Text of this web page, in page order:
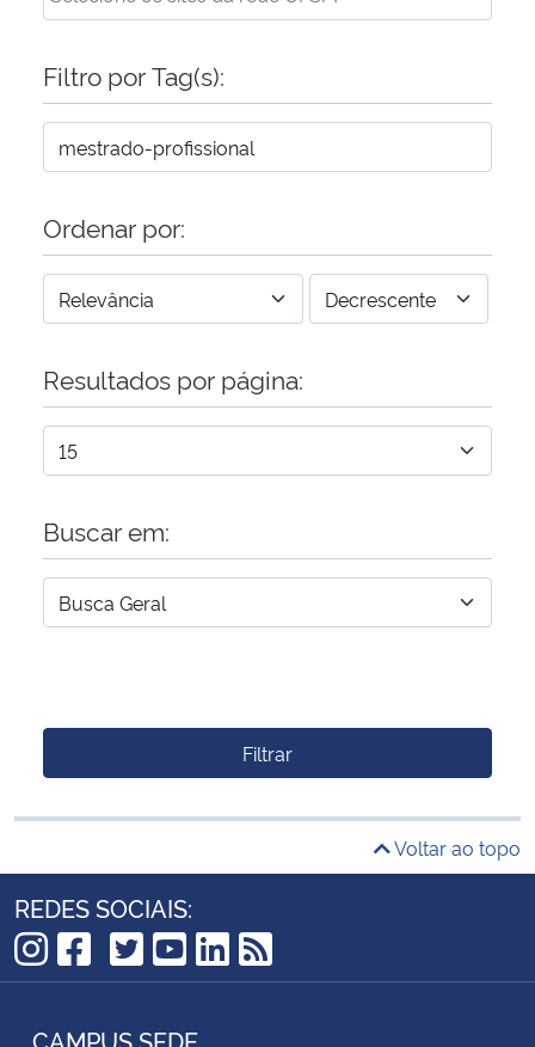
Filtro por Tag(s):
Ordenar por:
Resultados por página:
Buscar em:
Filtrar
Voltar ao topo
REDES SOCIAIS:
Instagram
Facebook
TikTok
Twitter
YouTube
LinkedIn
RSS
CAMPUS SEDE